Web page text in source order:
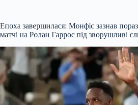
Епоха завершилася: Монфіс зазнав
матчі на Ролан Гаррос під зворушливі